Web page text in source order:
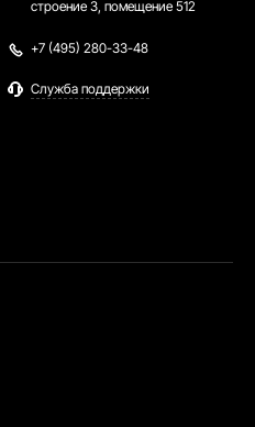
строение 3, помещение 512
+7 (495) 280-33-48
Служба поддержки